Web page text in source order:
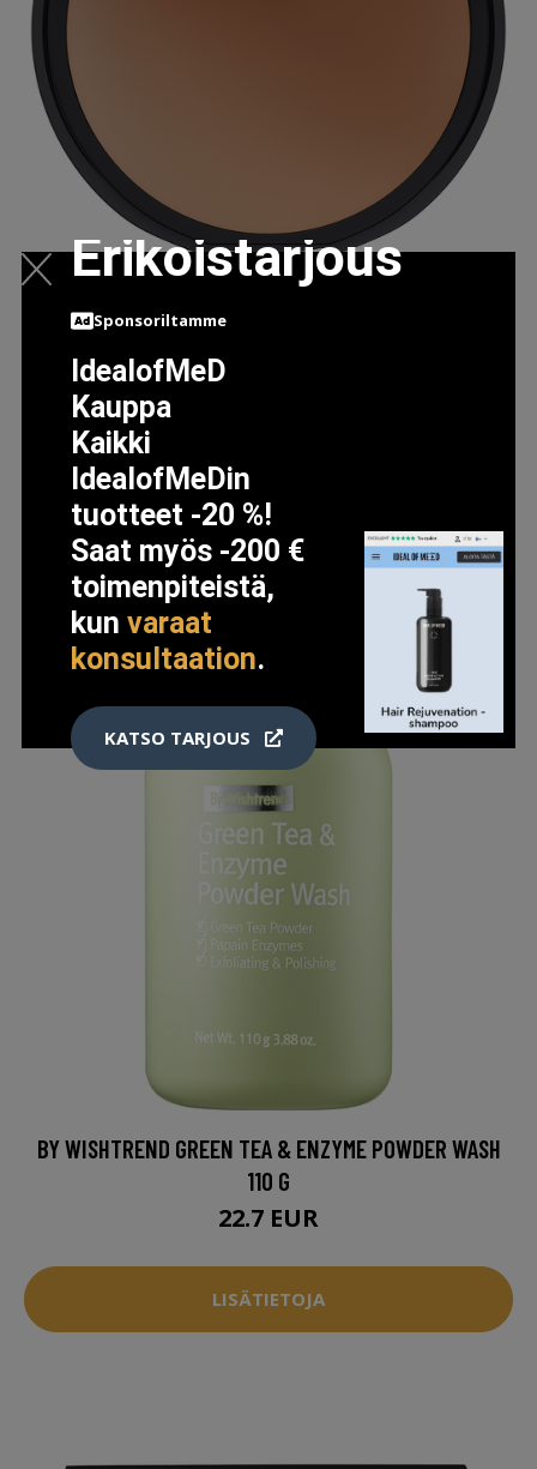
POWDER FOUNDATION DEEP
42.5 EUR
BY WISHTREND GREEN TEA & ENZYME POWDER WASH
110 G
22.7 EUR
LISÄTIETOJA
Erikoistarjous
Sponsoriltamme
IdealofMeD
Kauppa
Kaikki
IdealofMeDin
tuotteet -20 %!
Saat myös -200 €
toimenpiteistä,
kunvaraat
konsultaation.
KATSO TARJOUS